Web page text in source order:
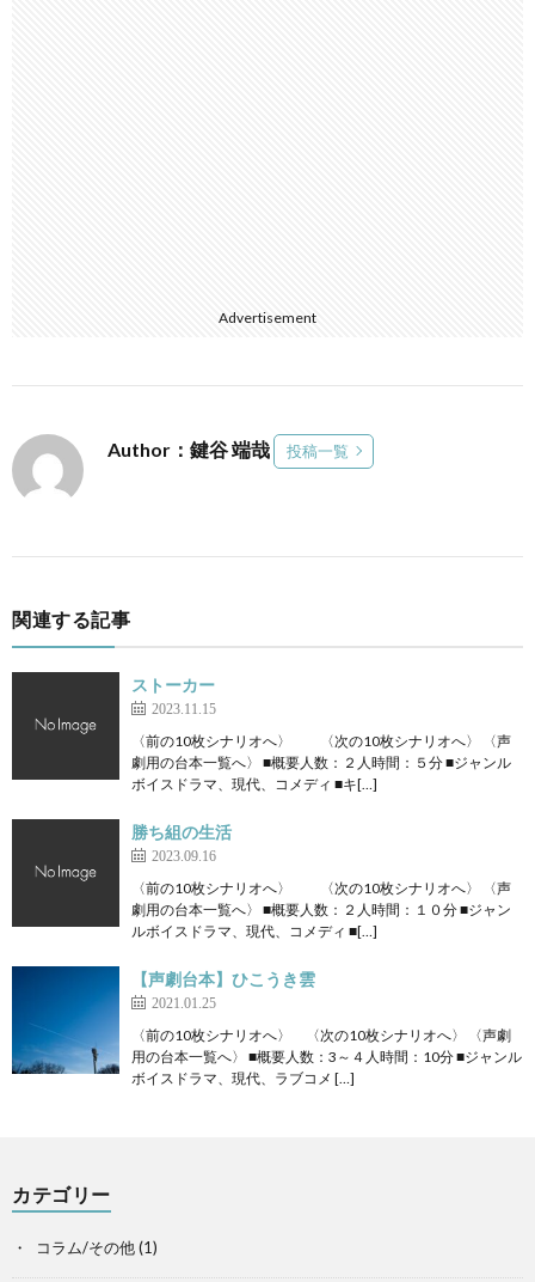
Advertisement
Author：鍵谷 端哉 投稿一覧
関連する記事
ストーカー
2023.11.15
〈前の10枚シナリオへ〉 〈次の10枚シナリオへ〉 〈声
劇用の台本一覧へ〉 ■概要人数：２人時間：５分 ■ジャンル
ボイスドラマ、現代、コメディ ■キ[…]
勝ち組の生活
2023.09.16
〈前の10枚シナリオへ〉 〈次の10枚シナリオへ〉 〈声
劇用の台本一覧へ〉 ■概要人数：２人時間：１０分 ■ジャン
ルボイスドラマ、現代、コメディ ■[…]
【声劇台本】ひこうき雲
2021.01.25
〈前の10枚シナリオへ〉 〈次の10枚シナリオへ〉 〈声劇
用の台本一覧へ〉 ■概要人数：3～４人時間：10分 ■ジャンル
ボイスドラマ、現代、ラブコメ […]
カテゴリー
コラム/その他(1)